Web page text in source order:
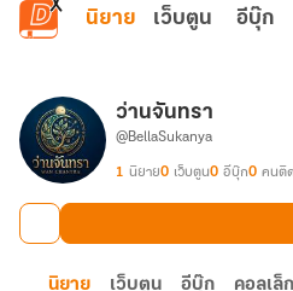
ข้ามไปยังเนื้อหาหลัก
นิยาย เว็บตูน อีบุ๊ก
ว่านจันทรา
@BellaSukanya
1 นิยาย0 เว็บตูน0 อีบุ๊ก0 คนติ
นิยาย เว็บตูน อีบุ๊ก คอลเล็